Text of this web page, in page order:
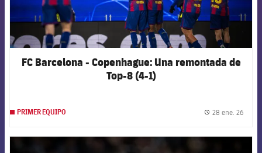
FC Barcelona - Copenhague: Una remontada de
Top-8 (4-1)
PRIMER EQUIPO 28 ene. 26